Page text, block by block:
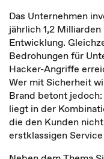
Das Unternehmen
jährlich 1,2
Entwicklung.
Bedrohungen für
Hacker-Angriffe
Wer mit Sicherheit
Brand betont
liegt in der
die den Kunden
erstklassigen